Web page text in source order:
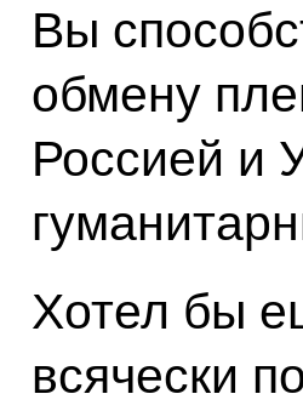
Вы
обмену
Россией и
Хотел бы
всячески